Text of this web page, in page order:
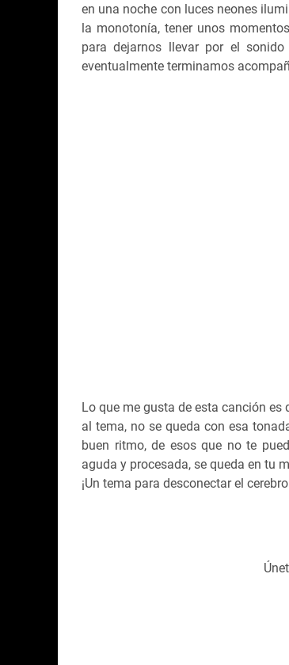
en una noche con luces neones
la monotonía, tener unos
para dejarnos llevar por el
eventualmente terminamos
Lo que me gusta de esta canción
al tema, no se queda con esa
buen ritmo, de esos que no te
aguda y procesada, se queda en tu
¡Un tema para desconectar el